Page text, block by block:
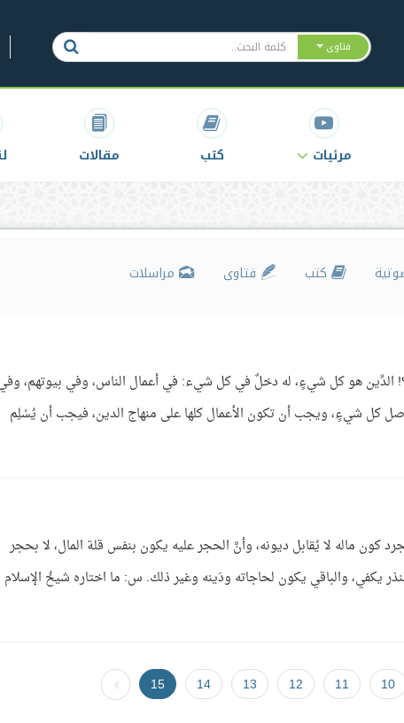
فتاوى
مرئيات كتب مقالات
كتب فتاوى مراسلات
الدِّين هو كل شيءٍ، له دخلٌ في كل شيء: في أعمال الناس، وفي بيوتهم،
كل شيءٍ، ويجب أن تكون الأعمال كلها على منهاج الدين، فيجب أن يُسْلِم
كون ماله لا يُقابل ديونه، وأنَّ الحجر عليه يكون بنفس قلة المال، لا بحجر
يكفي، والباقي يكون لحاجاته ودَينه وغير ذلك. س: ما اختاره شيخُ الإسلام
10
11
12
13
14
15